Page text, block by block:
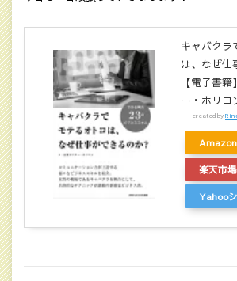
キャバクラ
は、なぜ仕
【電子書
ー・ホリコ
created by
Amazon
楽天市場
Yahoo